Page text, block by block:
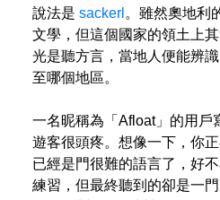
說法是 sackerl 。雖然奧地利
文學，但這個國家的領土上
光是聽方言，當地人便能辨
至哪個地區。
一名昵稱為「Afloat」的用戶
遊客很頭疼。想像一下，你
已經是門很難的語言了，好
練習，但最終聽到的卻是一